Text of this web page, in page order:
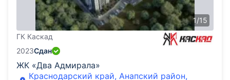
1/15
ГК Каскад
ЖК «Два Адмирала»
2023Сдан
Краснодарский край, Анапский район,